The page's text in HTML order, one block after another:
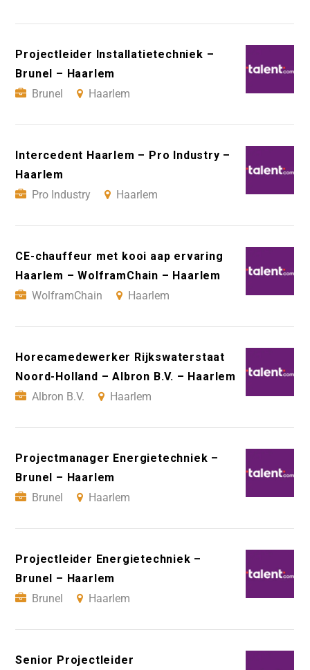
Projectleider Installatietechniek –
Brunel – Haarlem
Brunel
Haarlem
Intercedent Haarlem – Pro Industry –
Haarlem
Pro Industry
Haarlem
CE-chauffeur met kooi aap ervaring
Haarlem – WolframChain – Haarlem
WolframChain
Haarlem
Horecamedewerker Rijkswaterstaat
Noord-Holland – Albron B.V. – Haarlem
Albron B.V.
Haarlem
Projectmanager Energietechniek –
Brunel – Haarlem
Brunel
Haarlem
Projectleider Energietechniek –
Brunel – Haarlem
Brunel
Haarlem
Senior Projectleider